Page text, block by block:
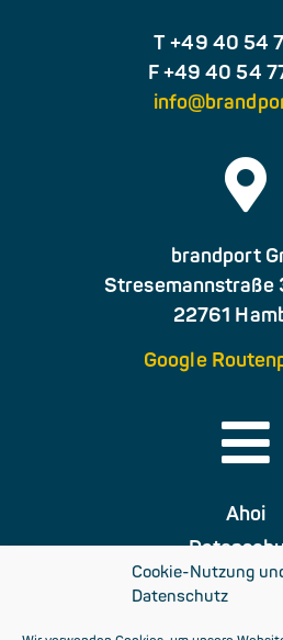
Cookie-Nutzung
Datenschutz
T +49 40 54
F +49 40 54
brandport
Stresemannstraße
22761
Google
Ahoi